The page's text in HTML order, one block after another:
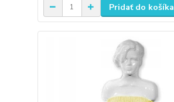
Pridať do košíka